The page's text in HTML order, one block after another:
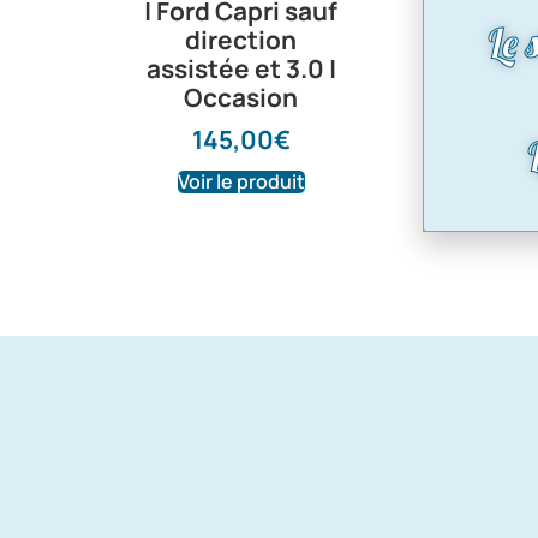
| Ford Capri sauf
direction
assistée et 3.0 |
Occasion
145,00€
Voir le produit
arrière
Capri
43,20
Voir le
Le